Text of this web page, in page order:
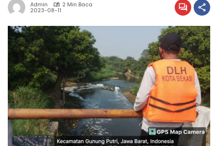
Admin 2 Min Baca
2023-08-11